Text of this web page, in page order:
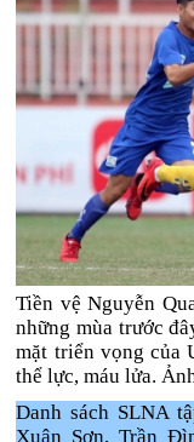
Tiền vệ Nguyễn
những mùa trước
mặt triển vọng của
thể lực, máu lửa.
Danh sách SLNA
Xuân Sơn, Trần